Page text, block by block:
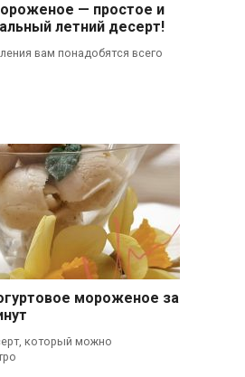
— простое и
летний десерт!
вам понадобятся всего
мороженое за
который можно